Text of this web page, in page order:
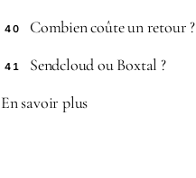
40 Combien coûte un retour ?
41 Sendcloud ou Boxtal ?
En savoir plus